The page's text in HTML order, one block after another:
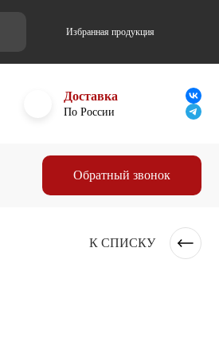
Избранная продукция
Доставка
По России
Обратный звонок
К СПИСКУ